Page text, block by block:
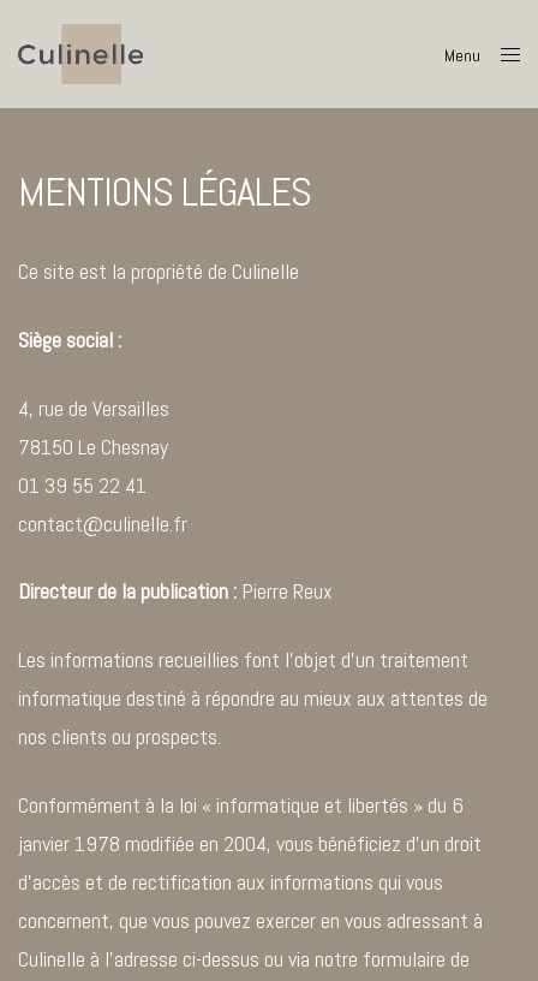
Menu
MENTIONS LÉGALES
Ce site est la propriété de Culinelle
Siège social :
4, rue de Versailles
78150 Le Chesnay
01 39 55 22 41
contact@culinelle.fr
Directeur de la publication : Pierre Reux
Les informations recueillies font l’objet d’un traitement
informatique destiné à répondre au mieux aux attentes de
nos clients ou prospects.
Conformément à la loi « informatique et libertés » du 6
janvier 1978 modifiée en 2004, vous bénéficiez d’un droit
d’accès et de rectification aux informations qui vous
concernent, que vous pouvez exercer en vous adressant à
Culinelle à l’adresse ci-dessus ou via notre formulaire de